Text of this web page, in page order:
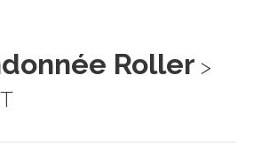
Roller >